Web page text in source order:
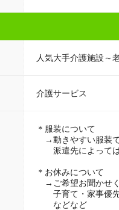
人気大手介護施設～
介護サービス
＊服装について
→動きやすい服装
派遣先によっては
＊お休みについて
→ご希望お聞かせく
子育て・家事優先
などなど